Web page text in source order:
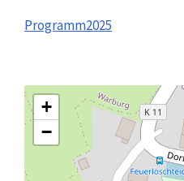
Programm2025
+
−